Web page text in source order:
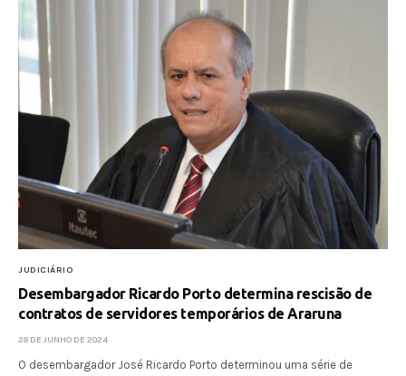
JUDICIÁRIO
Desembargador Ricardo Porto determina rescisão de
contratos de servidores temporários de Araruna
28 DE JUNHO DE 2024
O desembargador José Ricardo Porto determinou uma série de